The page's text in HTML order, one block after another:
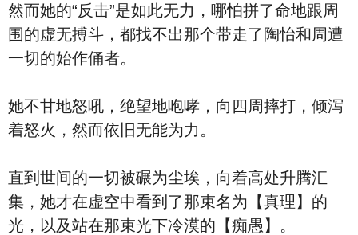
然而她的“反击”是如此无力，哪怕拼了命地跟周
围的虚无搏斗，都找不出那个带走了陶怡和周遭
一切的始作俑者。
她不甘地怒吼，绝望地咆哮，向四周摔打，倾泻
着怒火，然而依旧无能为力。
直到世间的一切被碾为尘埃，向着高处升腾汇
集，她才在虚空中看到了那束名为【真理】的
光，以及站在那束光下冷漠的【痴愚】。